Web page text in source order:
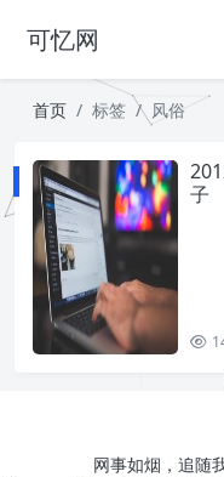
可忆网
首页 标签 风俗
子
网事如烟，追随